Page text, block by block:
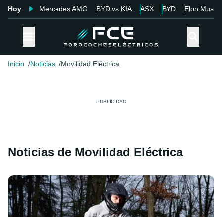
Hoy Mercedes AMG BYD vs KIA ASX BYD Elon Musk
Inicio Noticias Movilidad Eléctrica
Noticias de Movilidad Eléctrica